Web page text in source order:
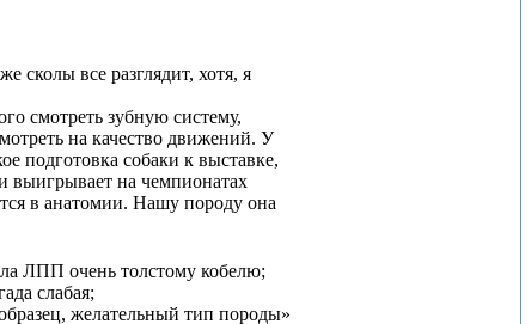
сколы все разглядит, хотя, я
смотреть зубную систему,
на качество движений. У
подготовка собаки к выставке,
выигрывает на чемпионатах
в анатомии. Нашу породу она
ЛПП очень толстому кобелю;
слабая;
желательный тип породы»